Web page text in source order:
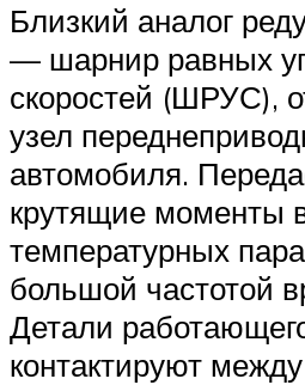
Близкий аналог
— шарнир равных
скоростей (ШРУС),
узел
автомобиля.
крутящие моменты
температурных
большой частотой
Детали
контактируют